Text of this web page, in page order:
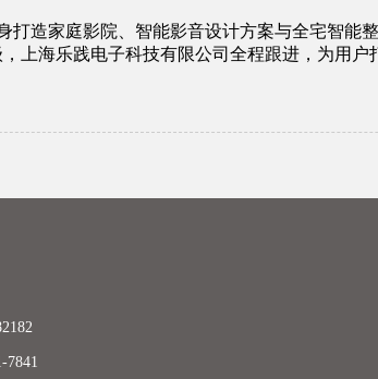
造家庭影院、智能影音设计方案与全宅智能
上海乐践电子科技有限公司全程跟进，为用
7841